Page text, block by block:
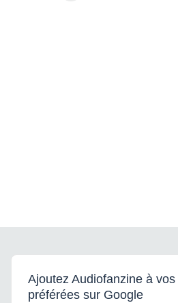
Ajoutez Audiofanzine à
préférées sur Google